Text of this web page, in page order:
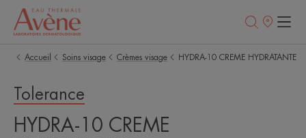
Points
Accueil
Soins visage Crèmes visage HYDRA-10 CREME HYDRATANTE
Tolerance
HYDRA-10 CREME